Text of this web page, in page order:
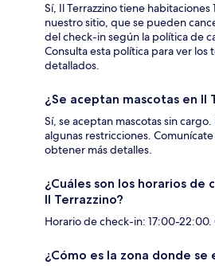
Sí, Il Terrazzino tiene
nuestro sitio, que se pueden
del check-in según la política de
Consulta esta política para ver los
detallados.
¿Se aceptan mascotas en Il
Sí, se aceptan mascotas sin
algunas restricciones.
obtener más detalles.
¿Cuáles son los horarios de
Il Terrazzino?
Horario de check-in: 17:00-
¿Cómo es la zona donde se